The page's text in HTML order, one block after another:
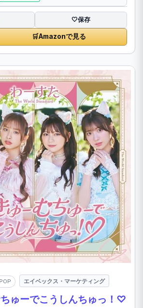
🤍保存
🛒Amazonで見る
エイベックス・マーケティング
ゅーでこうしんちゅっ！♡